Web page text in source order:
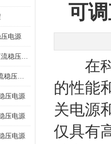
电源
压电源
压电源
压电源
可
在科
的性能
关电源
仅具有